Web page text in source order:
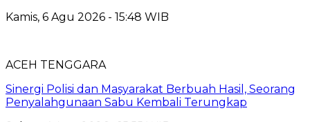
Kamis, 6 Agu 2026 - 15:48 WIB
ACEH TENGGARA
Sinergi Polisi dan Masyarakat Berbuah Hasil, Seorang
Penyalahgunaan Sabu Kembali Terungkap